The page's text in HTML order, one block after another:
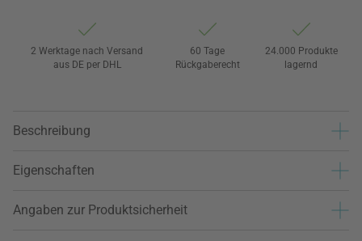
2 Werktage nach Versand
aus DE per DHL
60 Tage
Rückgaberecht
24.000 Produkte
lagernd
Beschreibung
Eigenschaften
Angaben zur Produktsicherheit